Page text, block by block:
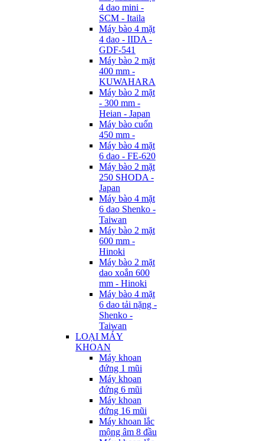
4 dao mini -
SCM - Itaila
Máy bào 4 mặt
4 dao - IIDA -
GDF-541
Máy bào 2 mặt
400 mm -
KUWAHARA
Máy bào 2 mặt
- 300 mm -
Heian - Japan
Máy bào cuốn
450 mm -
Máy bào 4 mặt
6 dao - FE-620
Máy bào 2 mặt
250 SHODA -
Japan
Máy bào 4 mặt
6 dao Shenko -
Taiwan
Máy bào 2 mặt
600 mm -
Hinoki
Máy bào 2 mặt
dao xoắn 600
mm - Hinoki
Máy bào 4 mặt
6 dao tải nặng -
Shenko -
Taiwan
LOẠI MÁY
KHOAN
Máy khoan
đứng 1 mũi
Máy khoan
đứng 6 mũi
Máy khoan
đứng 16 mũi
Máy khoan lắc
mộng âm 8 đầu